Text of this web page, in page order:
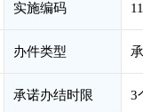
实施编码
办件类型
承诺办结时限 3